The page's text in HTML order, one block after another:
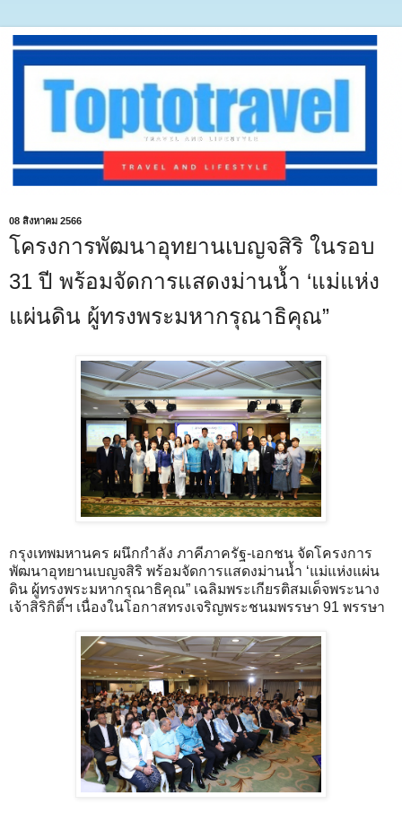
08 สิงหาคม 2566
โครงการพัฒนาอุทยานเบญจสิริ ในรอบ
31 ปี พร้อมจัดการแสดงม่านน้ำ ‘แม่แห่ง
แผ่นดิน ผู้ทรงพระมหากรุณาธิคุณ”
กรุงเทพมหานคร ผนึกกำลัง ภาคีภาครัฐ-เอกชน จัดโครงการ
พัฒนาอุทยานเบญจสิริ พร้อมจัดการแสดงม่านน้ำ ‘แม่แห่งแผ่น
ดิน ผู้ทรงพระมหากรุณาธิคุณ” เฉลิมพระเกียรติสมเด็จพระนาง
เจ้าสิริกิติ์ฯ เนื่องในโอกาสทรงเจริญพระชนมพรรษา 91 พรรษา